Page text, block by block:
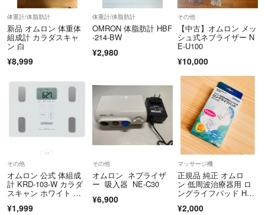
体重計/体脂肪計
新品 オムロン 体重体
組成計 カラダスキャ
ン 白
¥8,999
体重計/体脂肪計
OMRON 体脂肪計 HBF
-214-BW
¥2,980
その他
【中古】オムロン メッ
シュ式ネブライザー N
E-U100
¥10,000
その他
オムロン 公式 体組成
計 KRD-103-W カラダ
スキャン ホワイト 体
¥1,999
その他
オムロン ネブライザ
ー 吸入器 NE-C30
¥6,900
マッサージ機
正規品 純正 オムロ
ン 低周波治療器用 ロ
ングライフパッド HV-
¥2,000